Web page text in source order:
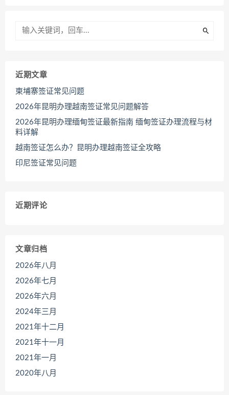
近期文章
柬埔寨签证常见问题
2026年昆明办理越南签证常见问题解答
2026年昆明办理缅甸签证最新指南 缅甸签证办理流程与材
料详解
越南签证怎么办？昆明办理越南签证全攻略
印尼签证常见问题
近期评论
文章归档
2026年八月
2026年七月
2026年六月
2024年三月
2021年十二月
2021年十一月
2021年一月
2020年八月